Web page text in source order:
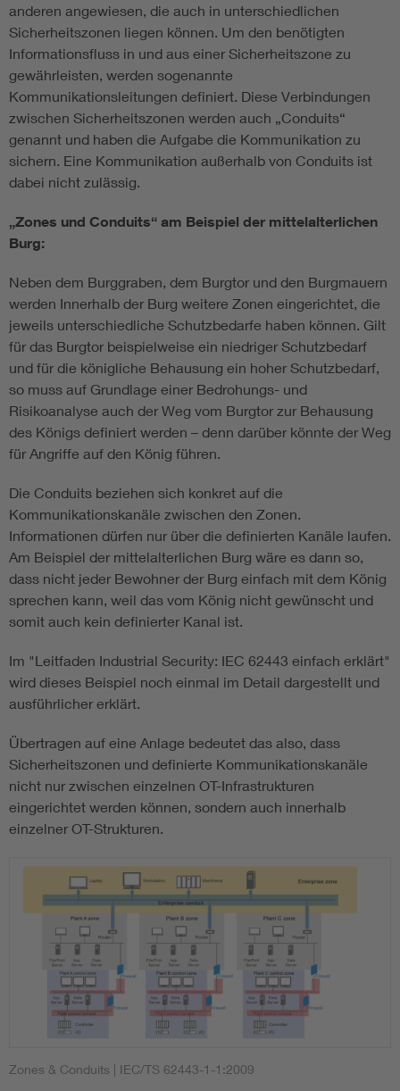
anderen angewiesen, die auch in unterschiedlichen
Sicherheitszonen liegen können. Um den benötigten
Informationsfluss in und aus einer Sicherheitszone zu
gewährleisten, werden sogenannte
Kommunikationsleitungen definiert. Diese Verbindungen
zwischen Sicherheitszonen werden auch „Conduits“
genannt und haben die Aufgabe die Kommunikation zu
sichern. Eine Kommunikation außerhalb von Conduits ist
dabei nicht zulässig.
„Zones und Conduits“ am Beispiel der mittelalterlichen
Burg:
Neben dem Burggraben, dem Burgtor und den Burgmauern
werden Innerhalb der Burg weitere Zonen eingerichtet, die
jeweils unterschiedliche Schutzbedarfe haben können. Gilt
für das Burgtor beispielweise ein niedriger Schutzbedarf
und für die königliche Behausung ein hoher Schutzbedarf,
so muss auf Grundlage einer Bedrohungs- und
Risikoanalyse auch der Weg vom Burgtor zur Behausung
des Königs definiert werden – denn darüber könnte der Weg
für Angriffe auf den König führen.
Die Conduits beziehen sich konkret auf die
Kommunikationskanäle zwischen den Zonen.
Informationen dürfen nur über die definierten Kanäle laufen.
Am Beispiel der mittelalterlichen Burg wäre es dann so,
dass nicht jeder Bewohner der Burg einfach mit dem König
sprechen kann, weil das vom König nicht gewünscht und
somit auch kein definierter Kanal ist.
Im "Leitfaden Industrial Security: IEC 62443 einfach erklärt"
wird dieses Beispiel noch einmal im Detail dargestellt und
ausführlicher erklärt.
Übertragen auf eine Anlage bedeutet das also, dass
Sicherheitszonen und definierte Kommunikationskanäle
nicht nur zwischen einzelnen OT-Infrastrukturen
eingerichtet werden können, sondern auch innerhalb
einzelner OT-Strukturen.
Zones & Conduits | IEC/TS 62443-1-1:2009